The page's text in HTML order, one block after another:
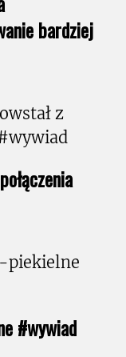
bardziej
#wywiad